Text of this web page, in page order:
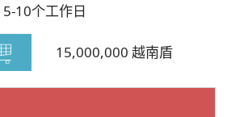
10个工作日
15,000,000 越南盾